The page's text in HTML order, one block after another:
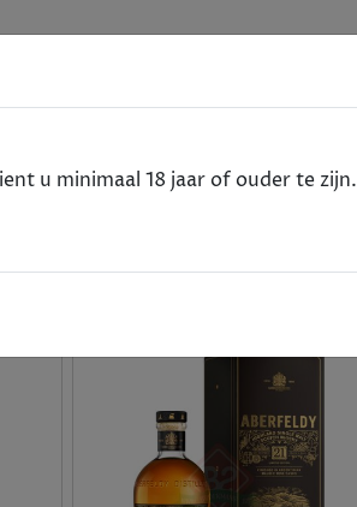
u minimaal 18 jaar of ouder te zijn.